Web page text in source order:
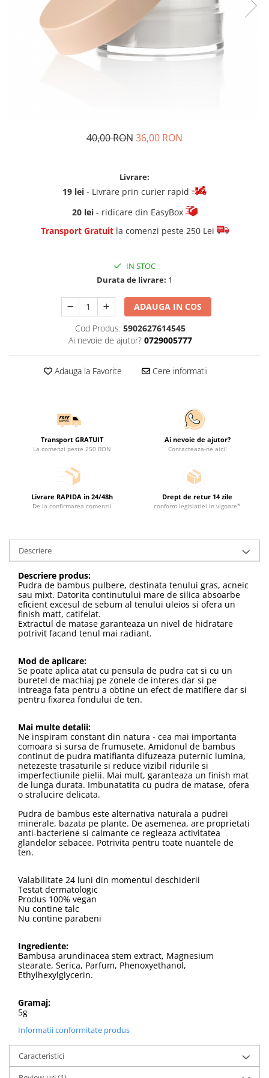
40,00 RON36,00 RON
Livrare:
19 lei - Livrare prin curier rapid
20 lei- ridicare din EasyBox
Transport Gratuitla comenzi peste 250 Lei
IN STOC
Durata de livrare: 1
ADAUGA IN COS
Cod Produs: 5902627614545
Ai nevoie de ajutor? 0729005777
Adauga la Favorite Cere informatii
Transport GRATUIT
La comenzi peste 250 RON
Ai nevoie de ajutor?
Contacteaza-ne aici!
Livrare RAPIDA in 24/48h
De la confirmarea comenzii
Drept de retur 14 zile
conform legislatiei in vigoare*
Descriere
Descriere produs:
Pudra de bambus pulbere, destinata tenului gras, acneic
sau mixt. Datorita continutului mare de silica absoarbe
eficient excesul de sebum al tenului uleios si ofera un
finish matt, catifelat.
Extractul de matase garanteaza un nivel de hidratare
potrivit facand tenul mai radiant.
Mod de aplicare:
Se poate aplica atat cu pensula de pudra cat si cu un
buretel de machiaj pe zonele de interes dar si pe
intreaga fata pentru a obtine un efect de matifiere dar si
pentru fixarea fondului de ten.
Mai multe detalii:
Ne inspiram constant din natura - cea mai importanta
comoara si sursa de frumusete. Amidonul de bambus
continut de pudra matifianta difuzeaza puternic lumina,
netezeste trasaturile si reduce vizibil ridurile si
imperfectiunile pielii. Mai mult, garanteaza un finish mat
de lunga durata. Imbunatatita cu pudra de matase, ofera
o stralucire delicata.
Pudra de bambus este alternativa naturala a pudrei
minerale, bazata pe plante. De asemenea, are proprietati
anti-bacteriene si calmante ce regleaza activitatea
glandelor sebacee. Potrivita pentru toate nuantele de
ten.
Valabilitate 24 luni din momentul deschiderii
Testat dermatologic
Produs 100% vegan
Nu contine talc
Nu contine parabeni
Ingrediente:
Bambusa arundinacea stem extract, Magnesium
stearate, Serica, Parfum, Phenoxyethanol,
Ethylhexylglycerin.
Gramaj:
5g
Informatii conformitate produs
Caracteristici